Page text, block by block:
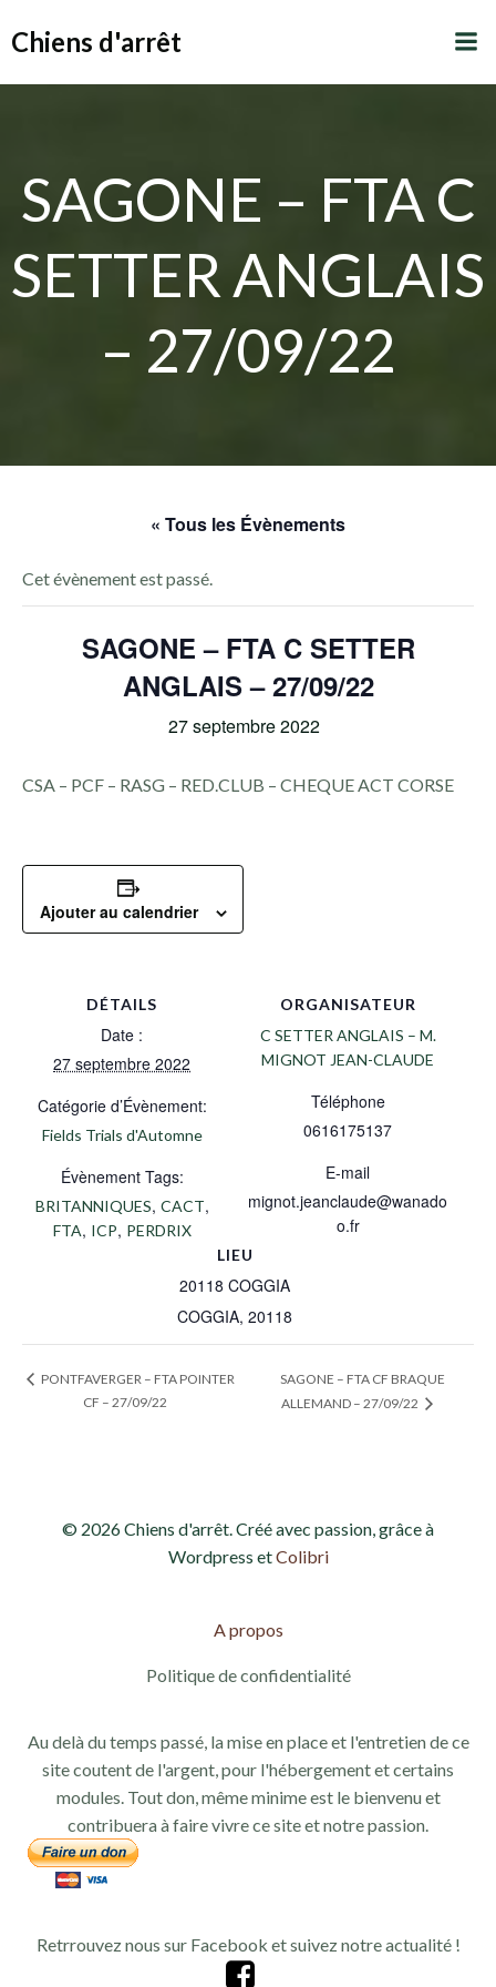
Chiens d'arrêt
SAGONE – FTA C
SETTER ANGLAIS
– 27/09/22
« Tous les Évènements
Cet évènement est passé.
SAGONE – FTA C SETTER
ANGLAIS – 27/09/22
27 septembre 2022
CSA – PCF – RASG – RED.CLUB – CHEQUE ACT CORSE
Ajouter au calendrier
DÉTAILS
Date :
27 septembre 2022
Catégorie d’Évènement:
Fields Trials d'Automne
Évènement Tags:
BRITANNIQUES, CACT,
FTA, ICP, PERDRIX
LIEU
20118 COGGIA
COGGIA, 20118
ORGANISATEUR
C SETTER ANGLAIS – M.
MIGNOT JEAN-CLAUDE
Téléphone
0616175137
E-mail
mignot.jeanclaude@wanado
o.fr
PONTFAVERGER – FTA POINTER
CF – 27/09/22
SAGONE – FTA CF BRAQUE
ALLEMAND – 27/09/22
© 2026 Chiens d'arrêt. Créé avec passion, grâce à
Wordpress etColibri
A propos
Politique de confidentialité
Au delà du temps passé, la mise en place et l'entretien de ce
site coutent de l'argent, pour l'hébergement et certains
modules. Tout don, même minime est le bienvenu et
contribuera à faire vivre ce site et notre passion.
Retrrouvez nous sur Facebook et suivez notre actualité !